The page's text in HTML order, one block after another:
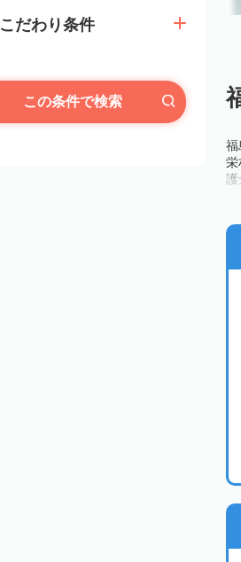
こだわり条件
この条件で検索
福
栄
護